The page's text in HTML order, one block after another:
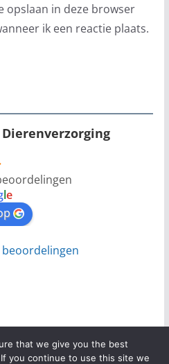
opslaan in deze browser
ik een reactie plaats.
le
beoordelingen
rechten voorbehouden.
that we give you the best
you continue to use this site we